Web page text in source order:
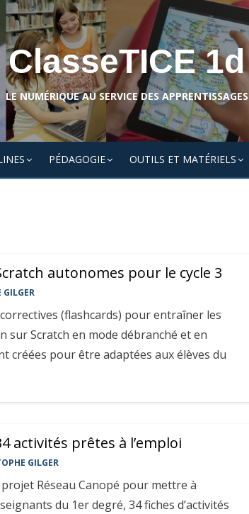
ClasseTICE 1d
LE NUMÉRIQUE AU SERVICE DES APPRENTISSAGES
PÉDAGOGIE OUTILS ET MATÉRIELS
autonomes pour le cycle 3
GILGER
(flashcards) pour entraîner les
sur Scratch en mode débranché et en
créées pour être adaptées aux élèves du
activités prêtes à l’emploi
GILGER
Réseau Canopé pour mettre à
du 1er degré, 34 fiches d’activités